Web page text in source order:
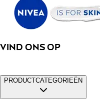
VIND ONS OP
PRODUCTCATEGORIEËN